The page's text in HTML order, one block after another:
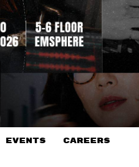
EVENTS CAREERS